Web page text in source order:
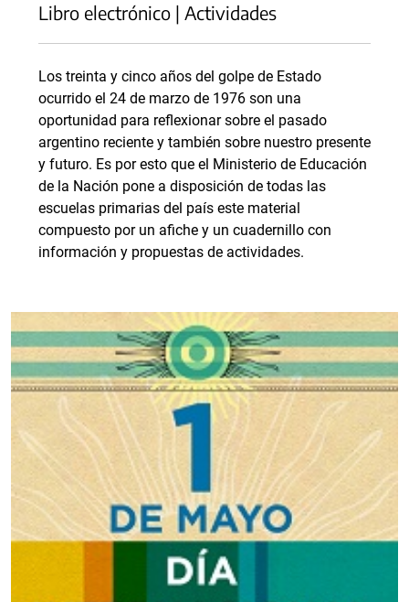
Libro electrónico | Actividades
Los treinta y cinco años del golpe de Estado
ocurrido el 24 de marzo de 1976 son una
oportunidad para reflexionar sobre el pasado
argentino reciente y también sobre nuestro presente
y futuro. Es por esto que el Ministerio de Educación
de la Nación pone a disposición de todas las
escuelas primarias del país este material
compuesto por un afiche y un cuadernillo con
información y propuestas de actividades.